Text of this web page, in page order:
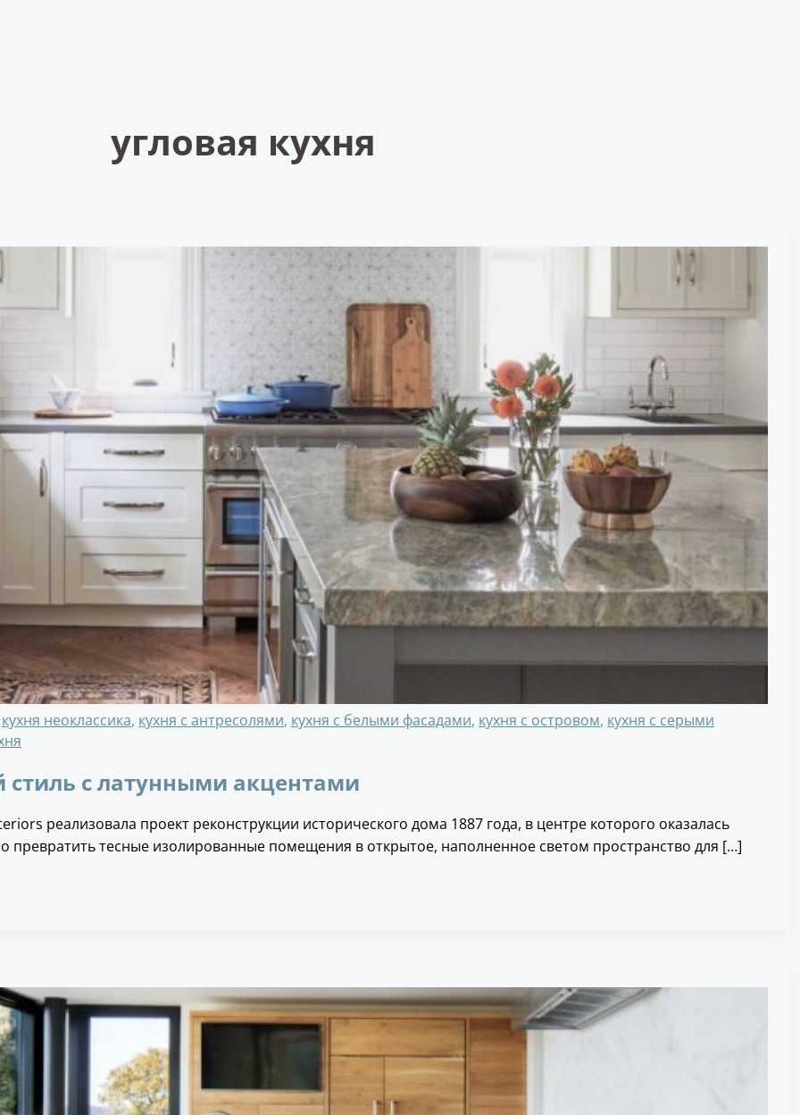
угловая кухня
кухня неоклассика, кухня с антресолями, кухня с белыми фасадами, кухня с островом, кухня с серыми
стиль с латунными акцентами
реализовала проект реконструкции исторического дома 1887 года, в центре которого оказалась
превратить тесные изолированные помещения в открытое, наполненное светом пространство для […]